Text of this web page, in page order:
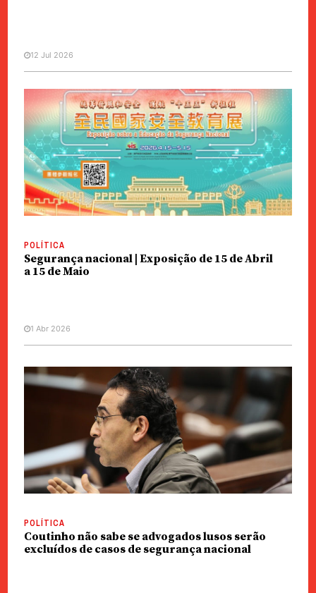
UM GRITO NO DESERTO VOZES
Uma cidade dilacerada e uma
cidade de harmonia
12 Jul 2026
POLÍTICA
Segurança nacional | Exposição de 15 de Abril
a 15 de Maio
1 Abr 2026
POLÍTICA
Coutinho não sabe se advogados lusos serão
excluídos de casos de segurança nacional